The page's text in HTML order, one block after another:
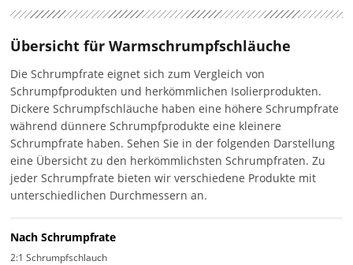
Übersicht für Warmschrumpfschläuche
Die Schrumpfrate eignet sich zum Vergleich von
Schrumpfprodukten und herkömmlichen Isolierprodukten.
Dickere Schrumpfschläuche haben eine höhere Schrumpfrate
während dünnere Schrumpfprodukte eine kleinere
Schrumpfrate haben. Sehen Sie in der folgenden Darstellung
eine Übersicht zu den herkömmlichsten Schrumpfraten. Zu
jeder Schrumpfrate bieten wir verschiedene Produkte mit
unterschiedlichen Durchmessern an.
Nach Schrumpfrate
2:1 Schrumpfschlauch